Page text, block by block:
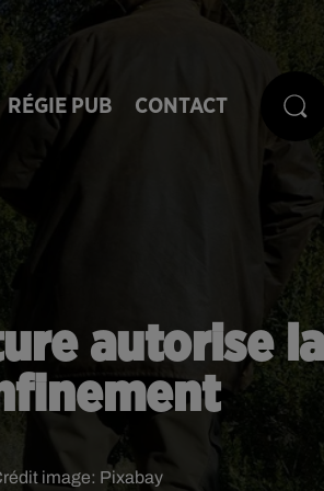
RÉGIE PUB CONTACT
autorise
image: Pixabay